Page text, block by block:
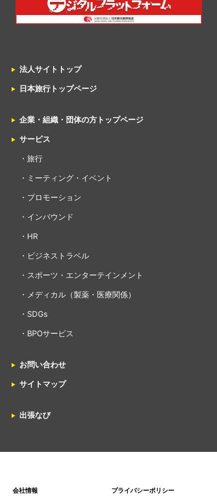
法人サイトトップ
日本旅行トップページ
企業・組織・団体の方トップページ
サービス
旅行
ミーティング・イベント
プロモーション
インバウンド
HR
ビジネストラベル
スポーツ・エンターテインメント
メディカル（製薬・医療関係）
SDGs
BPOサービス
お問い合わせ
サイトマップ
出張なび
会社情報 プライバシーポリシー